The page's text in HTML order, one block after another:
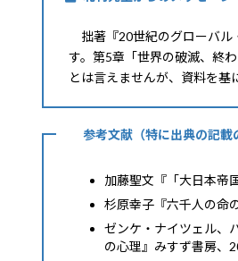
拙著『20世紀のグローバル
す。第5章「世界の破滅、終
とは言えませんが、資料を基
参考文献（特に出典の記載
加藤聖文『「大日本帝
杉原幸子『六千人の命
ゼンケ・ナイツェル、
の心理』みすず書房、